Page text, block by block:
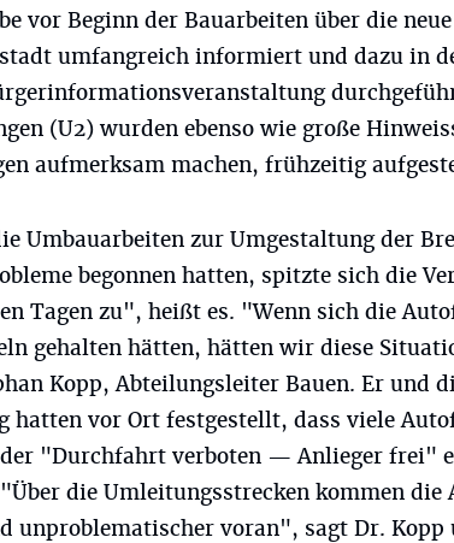
vor Beginn der Bauarbeiten über die
umfangreich informiert und dazu in
(U2) wurden ebenso wie große
aufmerksam machen, frühzeitig
Umbauarbeiten zur Umgestaltung der
begonnen hatten, spitzte sich die
Tagen zu", heißt es. "Wenn sich die
gehalten hätten, hätten wir diese
Kopp, Abteilungsleiter Bauen. Er und
hatten vor Ort festgestellt, dass viele
"Durchfahrt verboten — Anlieger frei"
die Umleitungsstrecken kommen die
unproblematischer voran", sagt Dr.